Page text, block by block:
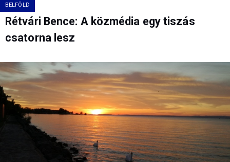
BELFÖLD
Rétvári Bence: A közmédia egy tiszás
csatorna lesz